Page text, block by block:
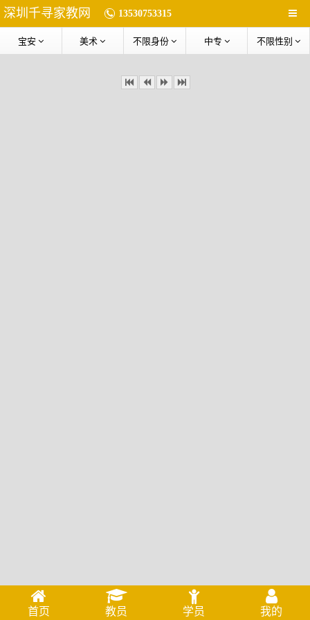
深圳千寻家教网 13530753315
宝安 美术 不限身份 中专 不限性别
首页 教员 学员 我的